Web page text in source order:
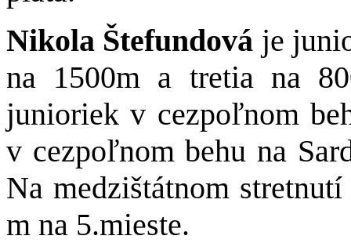
Nikola Štefundová je
na 1500m a tretia na
junioriek v cezpoľnom
v cezpoľnom behu na
Na medzištátnom
m na 5.mieste.